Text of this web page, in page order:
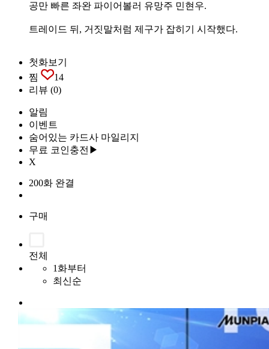
공만 빠른 좌완 파이어볼러 유망주 민현우.
트레이드 뒤, 거짓말처럼 제구가 잡히기 시작했다.
첫화보기
찜
14
리뷰 (0)
알림
이벤트
숨어있는 카드사 마일리지
무료 코인충전▶
X
200화 완결
구매
전체
1화부터
최신순